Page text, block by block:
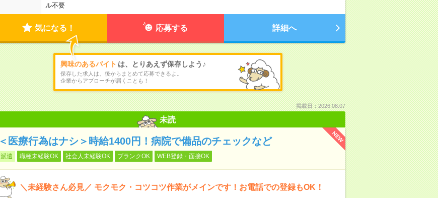
ル不要
気になる！ 応募する 詳細へ
興味のあるバイト は、とりあえず保存しよう♪
保存した求人は、後からまとめて応募できるよ。
企業からアプローチが届くことも！
掲載日：2026.08.07
未読
NEW
＜医療行為はナシ＞時給1400円！病院で備品のチェックなど
派遣 職種未経験OK 社会人未経験OK ブランクOK WEB登録・面接OK
＼未経験さん必見／ モクモク・コツコツ作業がメインです！お電話での登録もOK！